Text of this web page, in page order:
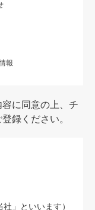
報
に同意の上、チ
録ください。
」といいます）